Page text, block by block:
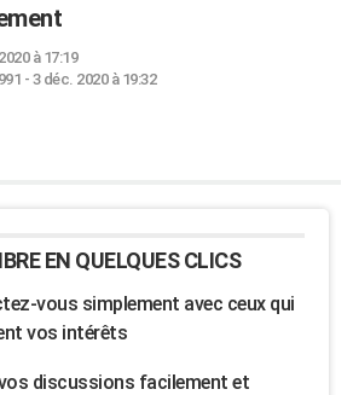
à 17:19
- 3 déc. 2020 à 19:32
EN QUELQUES CLICS
vous simplement avec ceux qui
vos intérêts
discussions facilement et